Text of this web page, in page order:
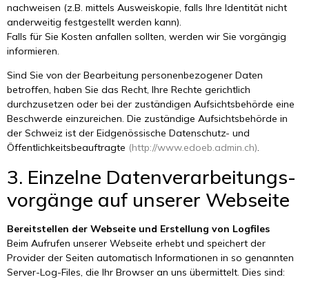
nachweisen (z.B. mittels Ausweiskopie, falls Ihre Identität nicht
anderweitig festgestellt werden kann).
Falls für Sie Kosten anfallen sollten, werden wir Sie vorgängig
informieren.
Sind Sie von der Bearbeitung personenbezogener Daten
betroffen, haben Sie das Recht, Ihre Rechte gerichtlich
durchzusetzen oder bei der zuständigen Aufsichtsbehörde eine
Beschwerde einzureichen. Die zuständige Aufsichtsbehörde in
der Schweiz ist der Eidgenössische Datenschutz- und
Öffentlichkeitsbeauftragte (http://www.edoeb.admin.ch).
3. Einzelne Datenverarbeitungs-
vorgänge auf unserer Webseite
Bereitstellen der Webseite und Erstellung von Logfiles
Beim Aufrufen unserer Webseite erhebt und speichert der
Provider der Seiten automatisch Informationen in so genannten
Server-Log-Files, die Ihr Browser an uns übermittelt. Dies sind: